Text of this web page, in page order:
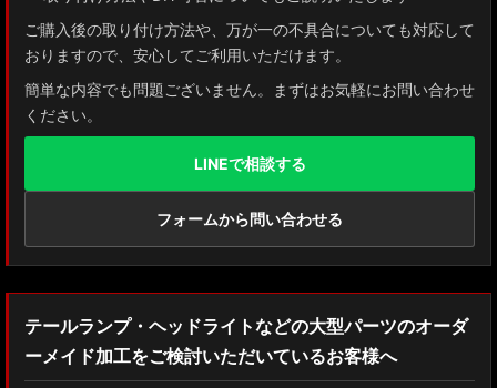
ご購入後の取り付け方法や、万が一の不具合についても対応して
おりますので、安心してご利用いただけます。
簡単な内容でも問題ございません。まずはお気軽にお問い合わせ
ください。
LINEで相談する
フォームから問い合わせる
テールランプ・ヘッドライトなどの大型パーツのオーダ
ーメイド加工をご検討いただいているお客様へ